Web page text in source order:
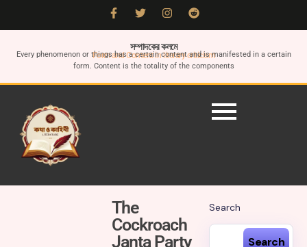
সম্পাদকের কলমে
Form and Content in literary criticism
Every phenomenon or things has a certain content and is manifested in a certain
form. Content is the totality of the components
The
Cockroach
Janta Party
Search
Search